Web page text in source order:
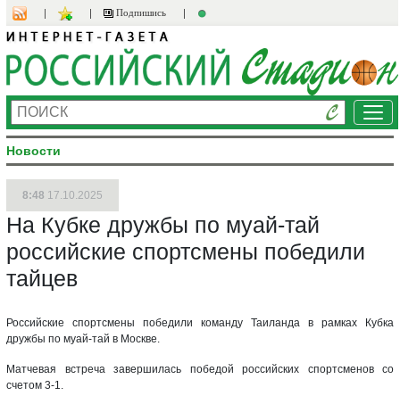
Подпишись
Новости
8:48 17.10.2025
На Кубке дружбы по муай-тай
российские спортсмены победили
тайцев
Российские спортсмены победили команду Таиланда в рамках Кубка
дружбы по муай-тай в Москве.
Матчевая встреча завершилась победой российских спортсменов со
счетом 3-1.